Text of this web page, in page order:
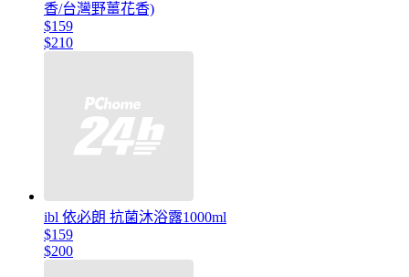
香/台灣野薑花香)
$159
$210
ibl 依必朗 抗菌沐浴露1000ml
$159
$200